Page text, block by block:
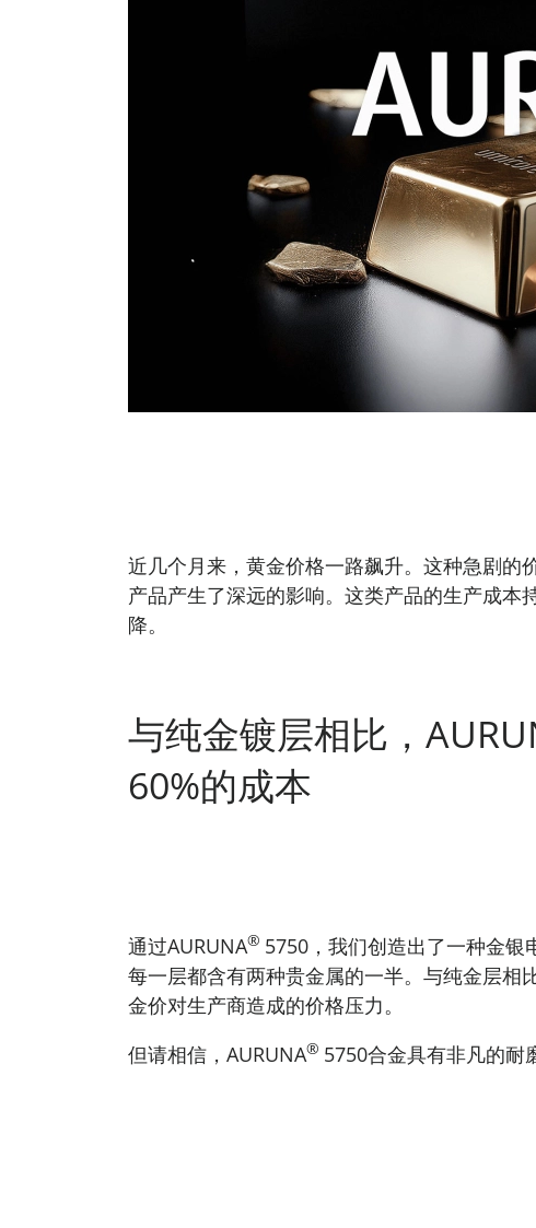
近几个月来，黄金价格一路飙升。这种急剧的
产品产生了深远的影响。这类产品的生产成
降。
与纯金镀层相比，
60%的成本
通过AURUNA® 5750，我们创造出了一种金银
每一层都含有两种贵金属的一半。与纯金层相
金价对生产商造成的价格压力。
但请相信，AURUNA® 5750合金具有非凡的耐